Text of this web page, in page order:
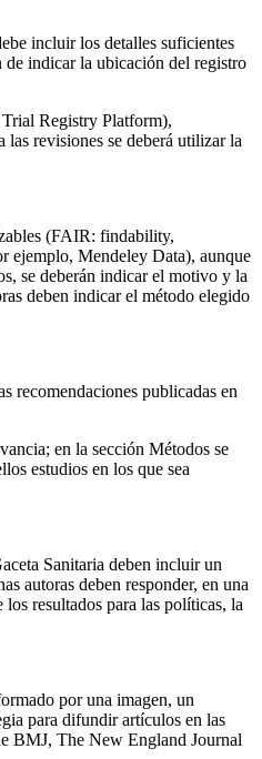
incluir los detalles suficientes
indicar la ubicación del registro
Registry Platform),
revisiones se deberá utilizar la
(FAIR: findability,
ejemplo, Mendeley Data), aunque
se deberán indicar el motivo y la
deben indicar el método elegido
recomendaciones publicadas en
en la sección Métodos se
estudios en los que sea
Sanitaria deben incluir un
autoras deben responder, en una
resultados para las políticas, la
por una imagen, un
para difundir artículos en las
BMJ, The New England Journal